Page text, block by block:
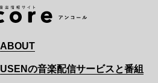
ABOUT
USENの音楽配信サービスと番組